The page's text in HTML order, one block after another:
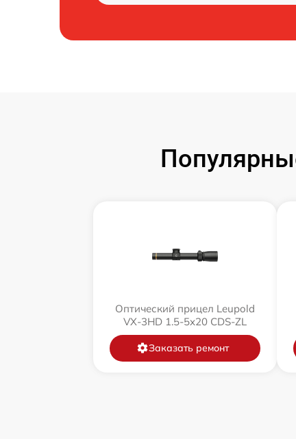
Оптический прицел Leupold
VX-3HD 1.5-5x20 CDS-ZL
Заказать ремонт